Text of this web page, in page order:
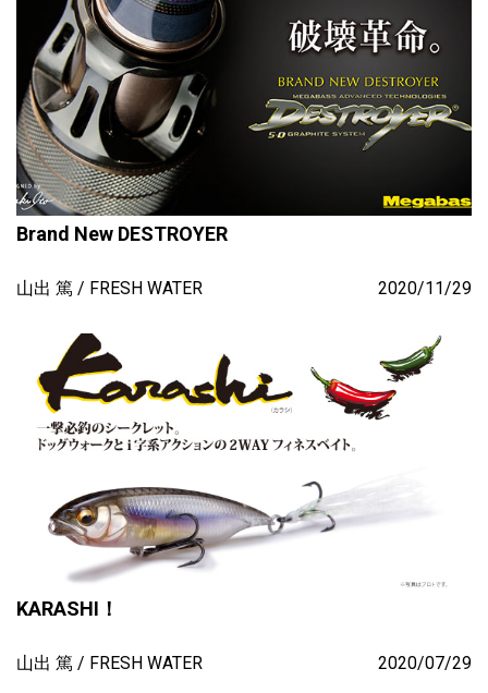
Brand New DESTROYER
山出 篤 FRESH WATER 2020/11/29
KARASHI！
山出 篤 FRESH WATER 2020/07/29